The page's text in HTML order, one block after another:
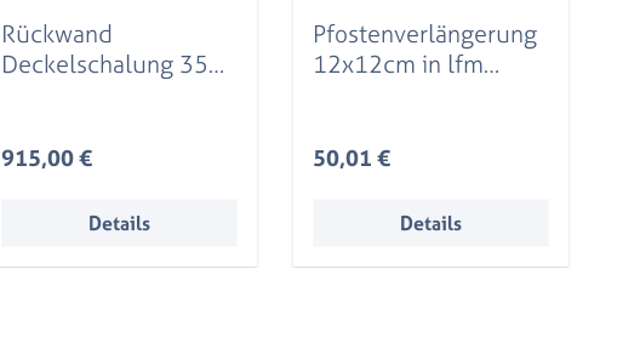
Rückwand
Deckelschalung 352
Regulärer Preis:
915,00 €
Details
Pfostenverlängerung
12x12cm in lfm
Regulärer Preis:
50,01 €
Details